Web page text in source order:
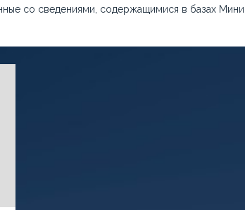
со сведениями, содержащимися в базах